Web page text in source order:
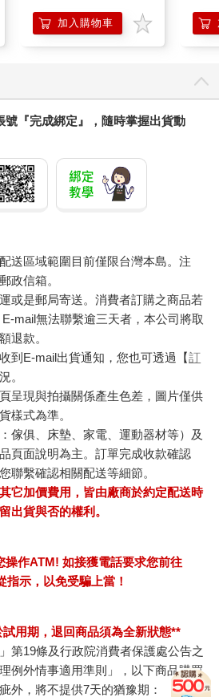
加入購物車
號『完成綁定』，隨時掌握出貨動
送區域範圍目前僅限台灣本島。注
政信箱。
或是郵局寄送。消費者訂購之商品若
mail無法聯繫逾三天者，本公司將取
退款。
到E-mail出貨通知，您也可透過【訂
。
呈現與拍攝關係產生色差，圖片僅供
樣式為準。
傢俱、床墊、家電、運動器材等）及
頁面說明為主。訂單完成收款確認
聯繫確認相關配送等細節。
它加價費用，皆由廠商於約定配送時
出貨與否的權利。
操作ATM! 如接獲電話要求您前往
示，以免受騙上當！
用期，退回商品須為全新狀態**
第19條及行政院消費者保護處公告之
例外情事適用準則」，以下商品購買
外，將不提供7天的猶豫期：